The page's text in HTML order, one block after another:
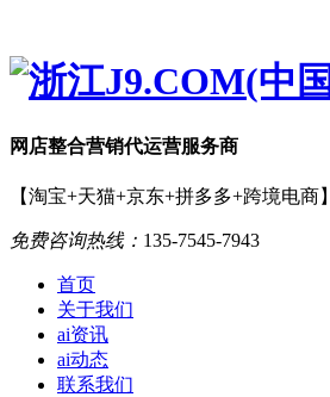
网店整合营销代运营服务商
【淘宝+天猫+京东+拼多多+跨境电商】
免费咨询热线： 135-7545-7943
首页
关于我们
ai资讯
ai动态
联系我们